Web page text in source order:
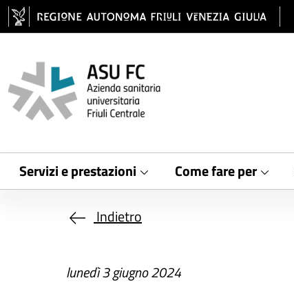
Salta al contenuto principale
Servizi e prestazioni Come fare per
Indietro
lunedì 3 giugno 2024